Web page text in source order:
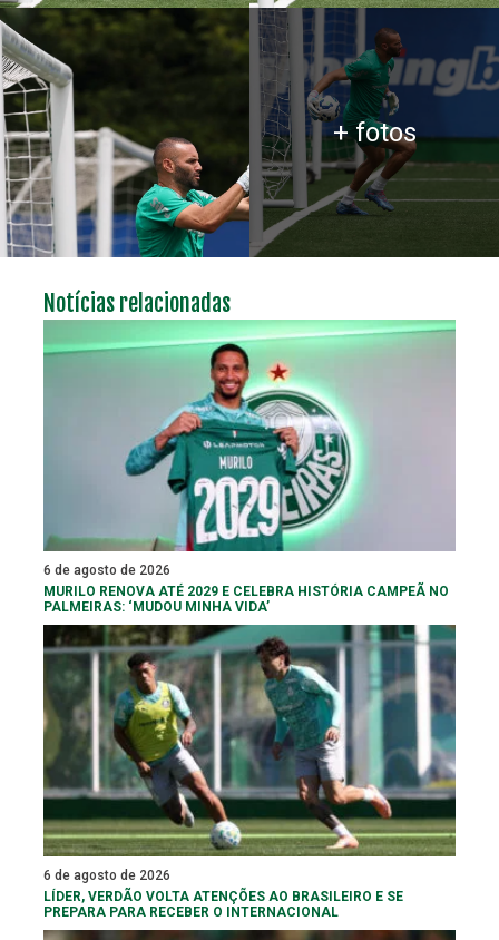
+ fotos
Notícias relacionadas
6 de agosto de 2026
MURILO RENOVA ATÉ 2029 E CELEBRA HISTÓRIA CAMPEÃ NO
PALMEIRAS: ‘MUDOU MINHA VIDA’
6 de agosto de 2026
LÍDER, VERDÃO VOLTA ATENÇÕES AO BRASILEIRO E SE
PREPARA PARA RECEBER O INTERNACIONAL